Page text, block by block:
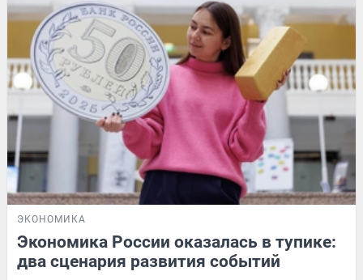
ЭКОНОМИКА
Экономика России оказалась в тупике:
два сценария развития событий